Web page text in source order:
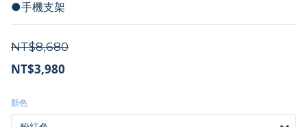
●手機支架
NT$8,680
NT$3,980
顏色